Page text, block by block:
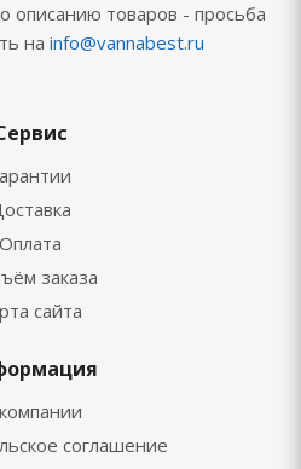
описанию товаров - просьба
на info@vannabest.ru
Оплата
заказа
сайта
соглашение